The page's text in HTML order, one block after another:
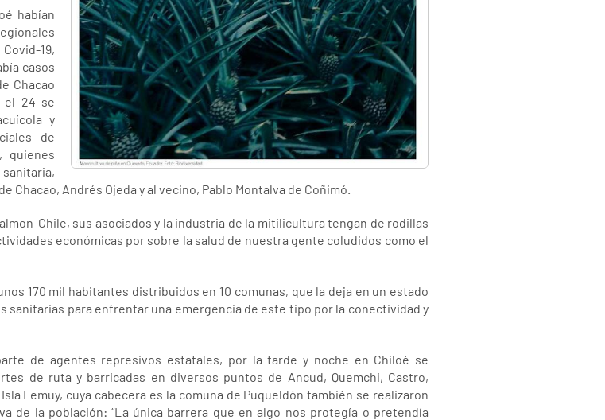
habían
19,
casos
Chacao
el 24 se
y
de
quienes
Chacao, Andrés Ojeda y al vecino, Pablo Montalva de Coñimó.
Chile, sus asociados y la industria de la mitilicultura tengan de rodillas
económicas por sobre la salud de nuestra gente coludidos como el
170 mil habitantes distribuidos en 10 comunas, que la deja en un estado
para enfrentar una emergencia de este tipo por la conectividad y
de agentes represivos estatales, por la tarde y noche en Chiloé se
de ruta y barricadas en diversos puntos de Ancud, Quemchi, Castro,
Lemuy, cuya cabecera es la comuna de Puqueldón también se realizaron
de la población: “La única barrera que en algo nos protegía o pretendía